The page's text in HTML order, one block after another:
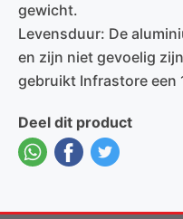
gewicht.
Levensduur: De
en zijn niet gevoelig
gebruikt Infrastore een
Deel dit product